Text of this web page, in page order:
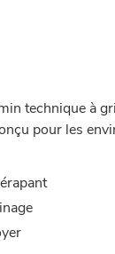
technique à
pour les